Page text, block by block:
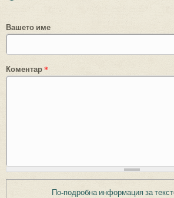
Вашето име
Коментар*
По-подробна информация за